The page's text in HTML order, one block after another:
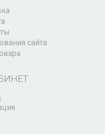
сайта